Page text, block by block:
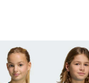
de deseos